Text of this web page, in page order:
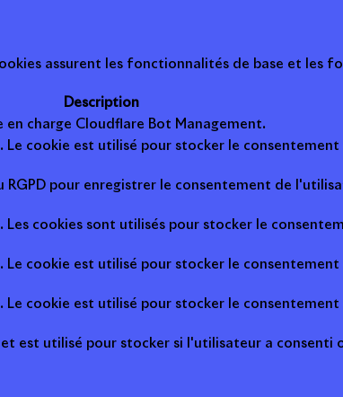
assurent les fonctionnalités de base et les
Description
charge Cloudflare Bot Management.
Le cookie est utilisé pour stocker le
pour enregistrer le consentement de
Les cookies sont utilisés pour stocker le
Le cookie est utilisé pour stocker le
Le cookie est utilisé pour stocker le
est utilisé pour stocker si l'utilisateur a consenti